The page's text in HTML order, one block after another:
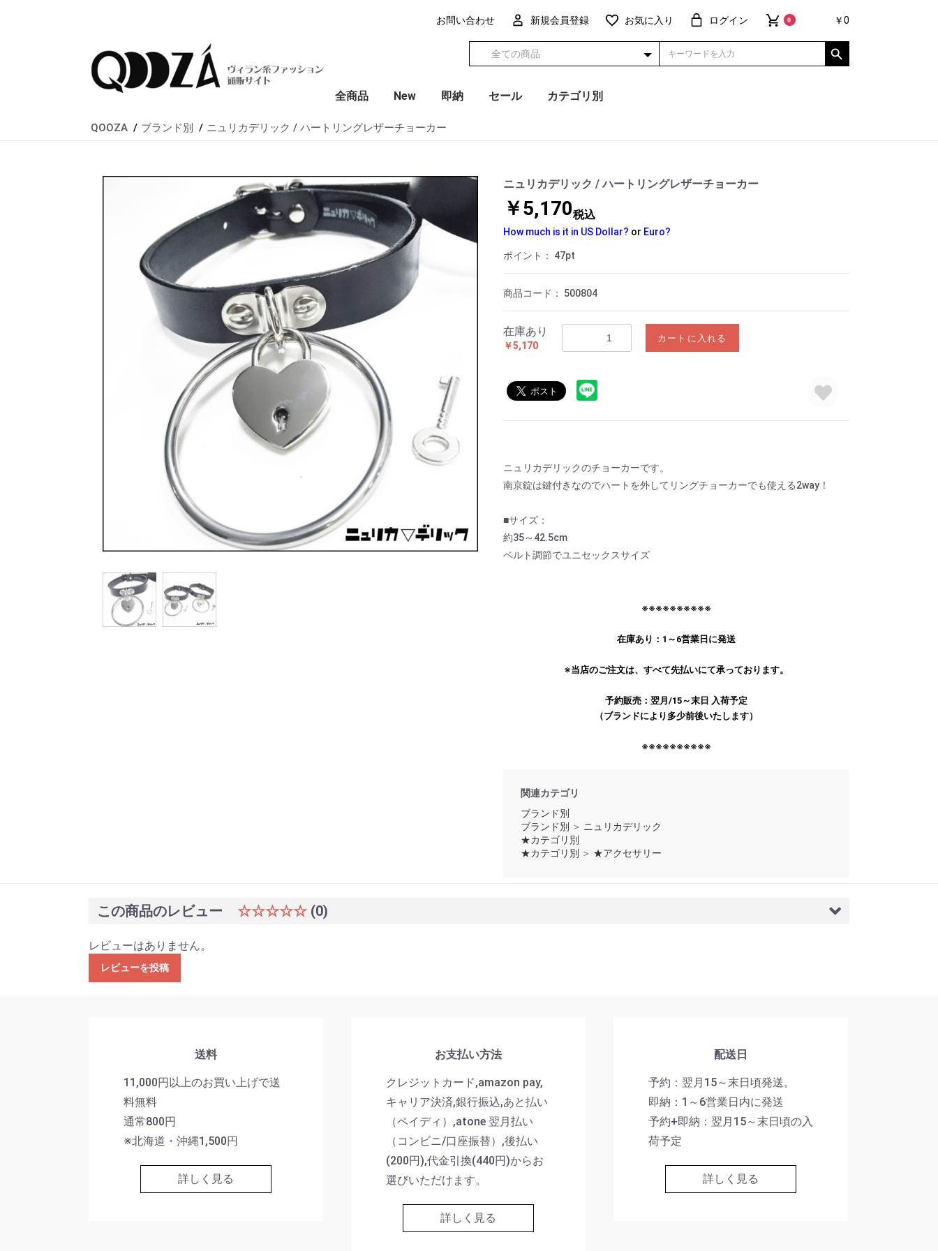
お問い合わせ 新規会員登録 お気に入り ログイン 0 ￥0
全商品 New 即納 セール カテゴリ別
QOOZA ブランド別 ニュリカデリック / ハートリングレザーチョーカー
ニュリカデリック / ハートリングレザーチョーカー
￥5,170税込
How much is it in US Dollar? or Euro?
ポイント： 47pt
商品コード： 500804
在庫あり
￥5,170
カートに入れる
ニュリカデリックのチョーカーです。
南京錠は鍵付きなのでハートを外してリングチョーカーでも使える2way！
■サイズ：
約35～42.5cm
ベルト調節でユニセックスサイズ
※※※※※※※※※※
在庫あり：1～6営業日に発送
※当店のご注文は、すべて先払いにて承っております。
予約販売：翌月/15～末日 入荷予定
（ブランドにより多少前後いたします）
※※※※※※※※※※
関連カテゴリ
ブランド別
ブランド別 ＞ ニュリカデリック
★カテゴリ別
★カテゴリ別 ＞ ★アクセサリー
この商品のレビュー ☆☆☆☆☆ (0)
レビューはありません。
レビューを投稿
送料
11,000円以上のお買い上げで送
料無料
通常800円
※北海道・沖縄1,500円
詳しく見る
お支払い方法
クレジットカード,amazon pay,
キャリア決済,銀行振込,あと払い
（ペイディ）,atone 翌月払い
（コンビニ/口座振替）,後払い
(200円),代金引換(440円)からお
選びいただけます。
詳しく見る
配送日
予約：翌月15～末日頃発送。
即納：1～6営業日内に発送
予約+即納：翌月15～末日頃の入
荷予定
詳しく見る